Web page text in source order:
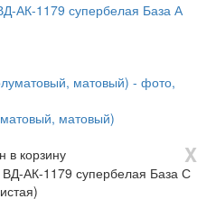
АК-1179 супербелая База А
матовый)
X
в корзину